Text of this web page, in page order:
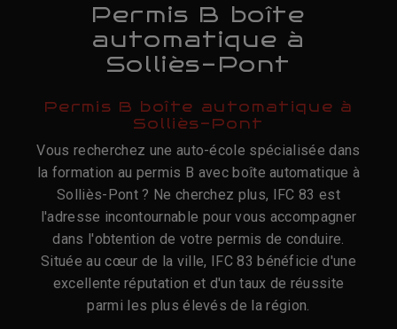
Permis B boîte
automatique à
Solliès-Pont
Permis B boîte automatique à
Solliès-Pont
Vous recherchez une auto-école spécialisée dans
la formation au permis B avec boîte automatique à
Solliès-Pont ? Ne cherchez plus, IFC 83 est
l'adresse incontournable pour vous accompagner
dans l'obtention de votre permis de conduire.
Située au cœur de la ville, IFC 83 bénéficie d'une
excellente réputation et d'un taux de réussite
parmi les plus élevés de la région.